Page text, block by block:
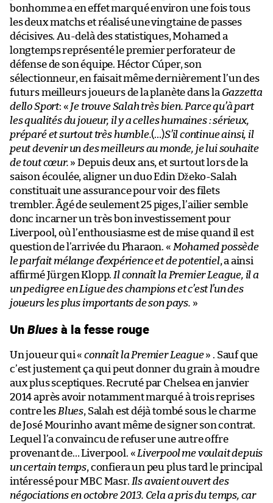
bonhomme a en effet marqué environ une fois tous
les deux matchs et réalisé une vingtaine de passes
décisives. Au-delà des statistiques, Mohamed a
longtemps représenté le premier perforateur de
défense de son équipe. Héctor Cúper, son
sélectionneur, en faisait même dernièrement l’un des
futurs meilleurs joueurs de la planète dans la Gazzetta
dello Sport: « Je trouve Salah très bien. Parce qu’à part
les qualités du joueur, il y a celles humaines : sérieux,
préparé et surtout très humble.(…)S’il continue ainsi, il
peut devenir un des meilleurs au monde, je lui souhaite
de tout cœur. » Depuis deux ans, et surtout lors de la
saison écoulée, aligner un duo Edin Džeko-Salah
constituait une assurance pour voir des filets
trembler. Âgé de seulement 25 piges, l’ailier semble
donc incarner un très bon investissement pour
Liverpool, où l’enthousiasme est de mise quand il est
question de l’arrivée du Pharaon. « Mohamed possède
le parfait mélange d’expérience et de potentiel, a ainsi
affirmé Jürgen Klopp. Il connaît la Premier League, il a
un pedigree en Ligue des champions et c’est l’un des
joueurs les plus importants de son pays. »
UnBluesà la fesse rouge
Un joueur qui «connaît la Premier League» . Sauf que
c’est justement ça qui peut donner du grain à moudre
aux plus sceptiques. Recruté par Chelsea en janvier
2014 après avoir notamment marqué à trois reprises
contre les Blues, Salah est déjà tombé sous le charme
de José Mourinho avant même de signer son contrat.
Lequel l’a convaincu de refuser une autre offre
provenant de… Liverpool. « Liverpool me voulait depuis
un certain temps, confiera un peu plus tard le principal
intéressé pour MBC Masr. Ils avaient ouvert des
négociations en octobre 2013. Cela a pris du temps, car